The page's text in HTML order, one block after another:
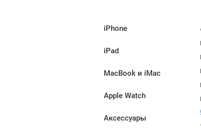
iPhone
iPad
MacBook и iMac
Apple Watch
Аксессуары